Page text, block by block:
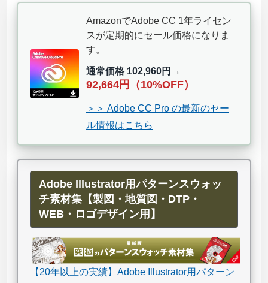
AmazonでAdobe CC 1年ライセン
スが定期的にセール価格になりま
す。
通常価格 102,960円 →
92,664円（10%OFF）
＞＞ Adobe CC Pro の最新のセー
ル情報はこちら
Adobe Illustrator用パターンスウォッ
チ素材集【製図・地質図・DTP・
WEB・ロゴデザイン用】
【20年以上の実績】Adobe Illustrator用パターン